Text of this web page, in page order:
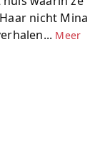
nicht Mina
Meer